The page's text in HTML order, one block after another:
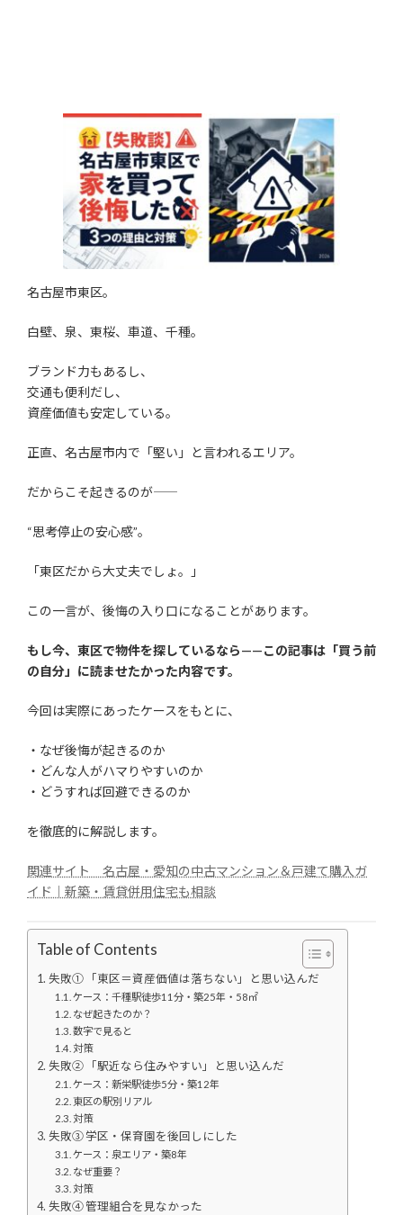
名古屋市東区。
白壁、泉、東桜、車道、千種。
ブランド力もあるし、
交通も便利だし、
資産価値も安定している。
正直、名古屋市内で「堅い」と言われるエリア。
だからこそ起きるのが――
“思考停止の安心感”。
「東区だから大丈夫でしょ。」
この一言が、後悔の入り口になることがあります。
もし今、東区で物件を探しているなら——この記事は「買う前
の自分」に読ませたかった内容です。
今回は実際にあったケースをもとに、
・なぜ後悔が起きるのか
・どんな人がハマりやすいのか
・どうすれば回避できるのか
を徹底的に解説します。
関連サイト 名古屋・愛知の中古マンション＆戸建て購入ガ
イド｜新築・賃貸併用住宅も相談
Table of Contents
失敗① 「東区＝資産価値は落ちない」と思い込んだ
ケース：千種駅徒歩11分・築25年・58㎡
なぜ起きたのか？
数字で見ると
対策
失敗② 「駅近なら住みやすい」と思い込んだ
ケース：新栄駅徒歩5分・築12年
東区の駅別リアル
対策
失敗③ 学区・保育園を後回しにした
ケース：泉エリア・築8年
なぜ重要？
対策
失敗④ 管理組合を見なかった